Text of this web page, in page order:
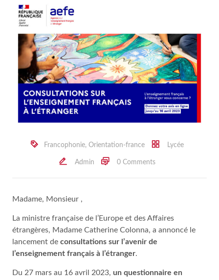
Francophonie, Orientation-france Lycée
Admin 0 Comments
Madame, Monsieur ,
La ministre française de l’Europe et des Affaires
étrangères, Madame Catherine Colonna, a annoncé le
lancement de consultations sur l’avenir de
l’enseignement français à l’étranger.
Du 27 mars au 16 avril 2023, un questionnaire en